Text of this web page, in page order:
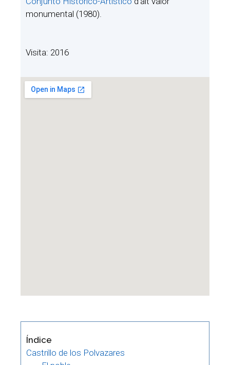
monumental (1980).
Visita: 2016
Índice
Castrillo de los Polvazares